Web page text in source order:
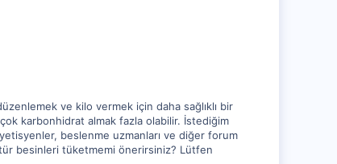
ve kilo vermek için daha sağlıklı bir
karbonhidrat almak fazla olabilir. İstediğim
beslenme uzmanları ve diğer forum
tür besinleri tüketmemi önerirsiniz? Lütfen